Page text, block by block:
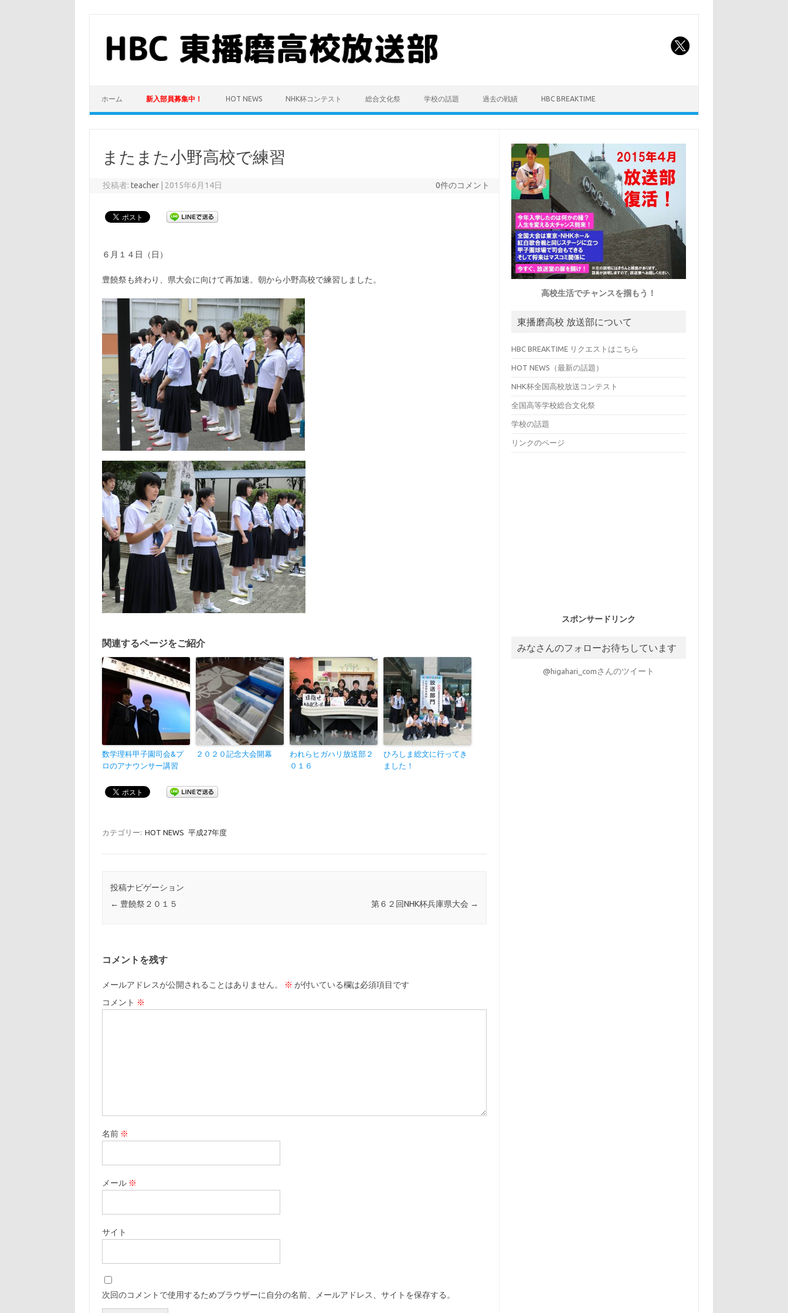
ホーム 新入部員募集中！ HOT NEWS NHK杯コンテスト 総合文化祭 学校の話題 過去の戦績 HBC BREAKTIME
またまた小野高校で練習
投稿者:teacher 2015年6月14日 0件のコメント
６月１４日（日）
豊饒祭も終わり、県大会に向けて再加速。朝から小野高校で練習しました。
関連するページをご紹介
数学理科甲子園司会&プ
ロのアナウンサー講習
２０２０記念大会開幕
われらヒガハリ放送部２
０１６
ひろしま総文に行ってき
ました！
カテゴリー: HOT NEWS 平成27年度
投稿ナビゲーション
← 豊饒祭２０１５ 第６２回NHK杯兵庫県大会 →
コメントを残す
メールアドレスが公開されることはありません。 ※ が付いている欄は必須項目です
コメント ※
名前 ※
メール ※
サイト
次回のコメントで使用するためブラウザーに自分の名前、メールアドレス、サイトを保存する。
高校生活でチャンスを掴もう！
東播磨高校 放送部について
HBC BREAKTIME リクエストはこちら
HOT NEWS（最新の話題）
NHK杯全国高校放送コンテスト
全国高等学校総合文化祭
学校の話題
リンクのページ
スポンサードリンク
みなさんのフォローお待ちしています
@higahari_comさんのツイート